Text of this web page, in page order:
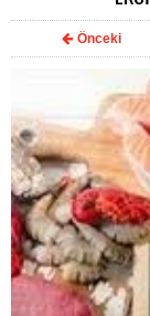
Önceki